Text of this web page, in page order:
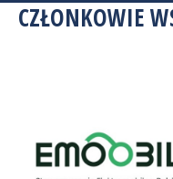
CZŁONKOWIE